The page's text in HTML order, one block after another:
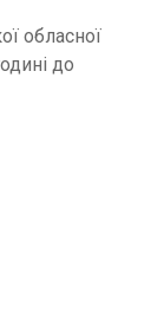
обласної
до